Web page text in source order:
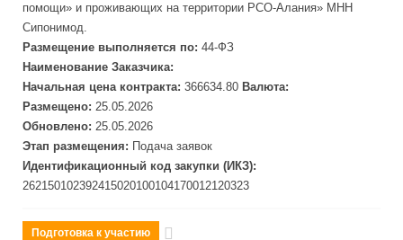
помощи» и проживающих на территории РСО-Алания» МНН
Сипонимод.
Размещение выполняется по: 44-ФЗ
Наименование Заказчика:
Начальная цена контракта: 366634.80 Валюта:
Размещено: 25.05.2026
Обновлено: 25.05.2026
Этап размещения: Подача заявок
Идентификационный код закупки (ИКЗ):
262150102392415020100104170012120323
Подготовка к участию